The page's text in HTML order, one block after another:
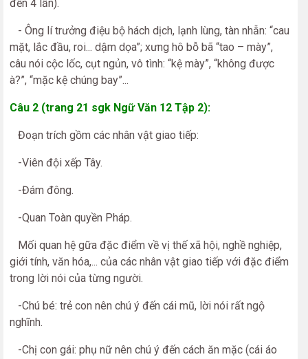
đến 4 lần).
- Ông lí trưởng điệu bộ hách dịch, lạnh lùng, tàn nhẫn: “cau
mặt, lắc đầu, roi... dậm dọa”; xưng hô bỗ bã “tao – mày”,
câu nói cộc lốc, cụt ngủn, vô tình: “kệ mày”, “không được
à?”, “mặc kệ chúng bay”...
Câu 2 (trang 21 sgk Ngữ Văn 12 Tập 2):
Đoạn trích gồm các nhân vật giao tiếp:
-Viên đội xếp Tây.
-Đám đông.
-Quan Toàn quyền Pháp.
Mối quan hệ gữa đặc điểm về vị thế xã hội, nghề nghiệp,
giới tính, văn hóa,... của các nhân vật giao tiếp với đặc điểm
trong lời nói của từng người.
-Chú bé: trẻ con nên chú ý đến cái mũ, lời nói rất ngộ
nghĩnh.
-Chị con gái: phụ nữ nên chú ý đến cách ăn mặc (cái áo